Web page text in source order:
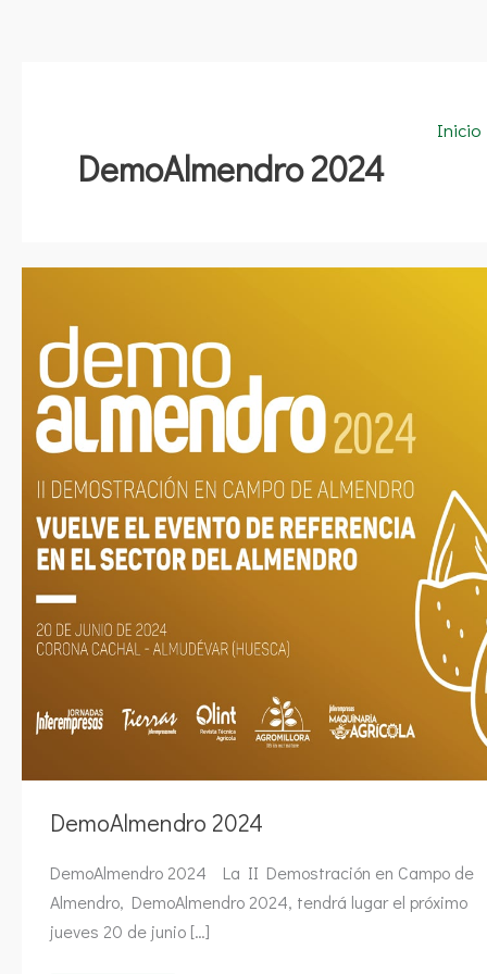
Inicio
DemoAlmendro 2024
DemoAlmendro 2024
DemoAlmendro 2024 La II Demostración en Campo de
Almendro, DemoAlmendro 2024, tendrá lugar el próximo
jueves 20 de junio […]
DemoAlmendro